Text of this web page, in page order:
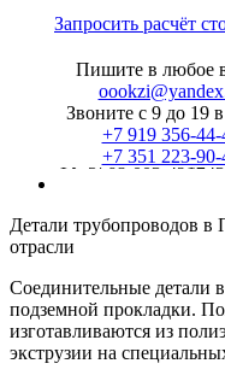
Запросить расчёт
Пишите в любое
Звоните с 9 до 19
+7 919 356-44-
+7 351 223-90-
ТУ 23.99.19-003-
ТУ 5768-003-
Детали трубопроводов в
отрасли
Соединительные детали
подземной прокладки.
изготавливаются из
экструзии на